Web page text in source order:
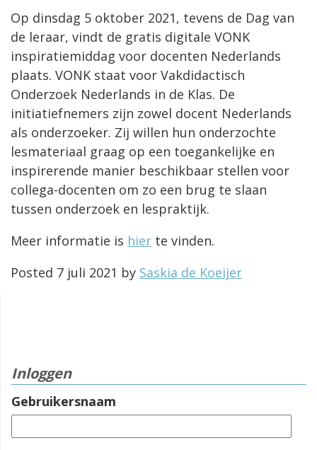
Op dinsdag 5 oktober 2021, tevens de Dag van
de leraar, vindt de gratis digitale VONK
inspiratiemiddag voor docenten Nederlands
plaats. VONK staat voor Vakdidactisch
Onderzoek Nederlands in de Klas. De
initiatiefnemers zijn zowel docent Nederlands
als onderzoeker. Zij willen hun onderzochte
lesmateriaal graag op een toegankelijke en
inspirerende manier beschikbaar stellen voor
collega-docenten om zo een brug te slaan
tussen onderzoek en lespraktijk.
Meer informatie is hier te vinden.
Posted 7 juli 2021 by Saskia de Koeijer
Inloggen
Gebruikersnaam